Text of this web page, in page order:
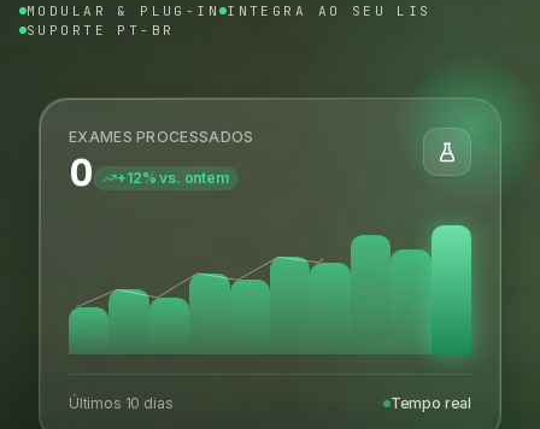
MODULAR & PLUG-IN INTEGRA AO SEU LIS
SUPORTE PT-BR
EXAMES PROCESSADOS
0 +12% vs. ontem
Últimos 10 dias Tempo real